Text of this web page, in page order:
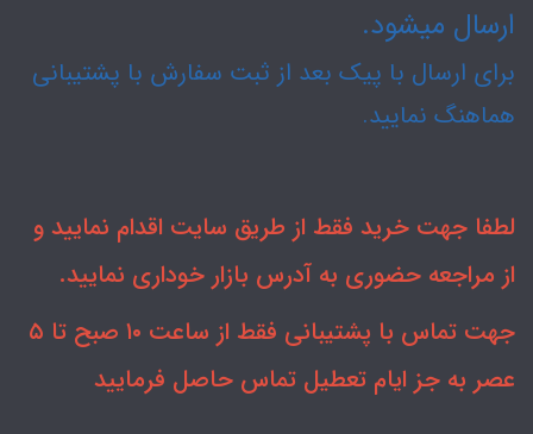
ارسال میشود.
برای ارسال با پیک بعد از ثبت سفارش با پشتیبانی
هماهنگ نمایید.
لطفا جهت خرید فقط از طریق سایت اقدام نمایید و
از مراجعه حضوری به آدرس بازار خوداری نمایید.
جهت تماس با پشتیبانی فقط از ساعت ۱۰ صبح تا ۵
عصر به جز ایام تعطیل تماس حاصل فرمایید